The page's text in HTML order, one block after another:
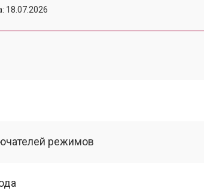
18.07.2026
режимов